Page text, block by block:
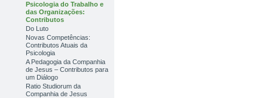
Psicologia do Trabalho e
das Organizações:
Contributos
Do Luto
Novas Competências:
Contributos Atuais da
Psicologia
A Pedagogia da Companhia
de Jesus – Contributos para
um Diálogo
Ratio Studiorum da
Companhia de Jesus